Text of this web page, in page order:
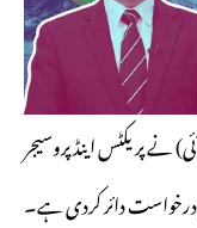
نے پریکٹس اینڈ پروسیجر
دائر کردی ہے۔